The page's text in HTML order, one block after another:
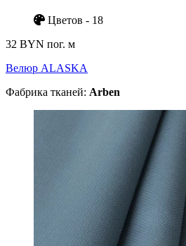
Цветов - 18
32 BYN пог. м
Велюр ALASKA
Фабрика тканей: Arben